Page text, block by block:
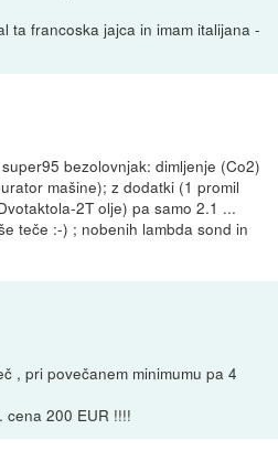
ta francoska jajca in imam italijana -
bezolovnjak: dimljenje (Co2)
mašine); z dodatki (1 promil
2T olje) pa samo 2.1 ...
teče :-) ; nobenih lambda sond in
, pri povečanem minimumu pa 4
cena 200 EUR !!!!